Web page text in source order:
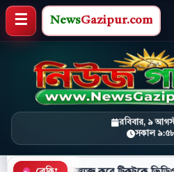
রবিবার, ৯
সকাল
মেনু খুলুন
NewsGazipur.com